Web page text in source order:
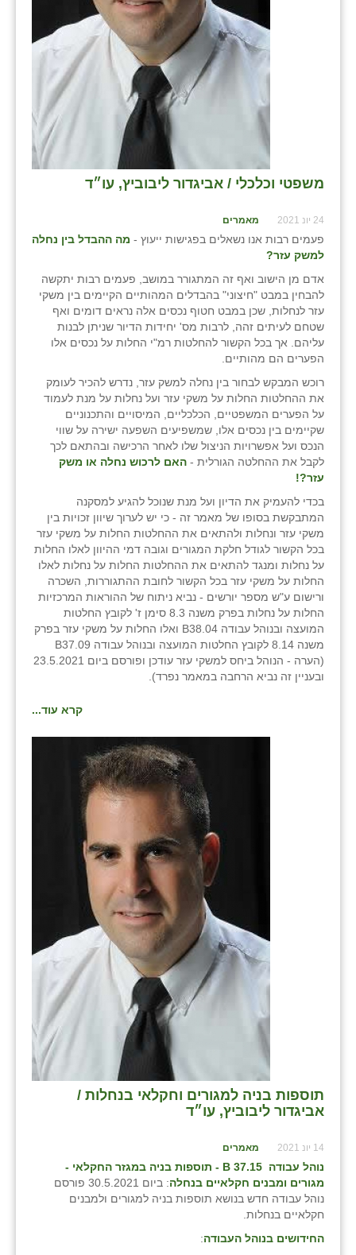
משפטי וכלכלי / אביגדור ליבוביץ, עו״ד
24 יונ 2021 מאמרים
פעמים רבות אנו נשאלים בפגישות ייעוץ - מה ההבדל בין נחלה
למשק עזר?
אדם מן הישוב ואף זה המתגורר במושב, פעמים רבות יתקשה
להבחין במבט "חיצוני" בהבדלים המהותיים הקיימים בין משקי
עזר לנחלות, שכן במבט חטוף נכסים אלה נראים דומים ואף
שטחם לעיתים זהה, לרבות מס' יחידות הדיור שניתן לבנות
עליהם. אך בכל הקשור להחלטות רמ"י החלות על נכסים אלו
הפערים הם מהותיים.
רוכש המבקש לבחור בין נחלה למשק עזר, נדרש להכיר לעומק
את ההחלטות החלות על משקי עזר ועל נחלות על מנת לעמוד
על הפערים המשפטיים, הכלכליים, המיסויים והתכנוניים
שקיימים בין נכסים אלו, שמשפיעים השפעה ישירה על שווי
הנכס ועל אפשרויות הניצול שלו לאחר הרכישה ובהתאם לכך
לקבל את ההחלטה הגורלית - האם לרכוש נחלה או משק
עזר?!
בכדי להעמיק את הדיון ועל מנת שנוכל להגיע למסקנה
המתבקשת בסופו של מאמר זה - כי יש לערוך שיוון זכויות בין
משקי עזר ונחלות ולהתאים את ההחלטות החלות על משקי עזר
בכל הקשור לגודל חלקת המגורים וגובה דמי ההיוון לאלו החלות
על נחלות ומנגד להתאים את ההחלטות החלות על נחלות לאלו
החלות על משקי עזר בכל הקשור לחובת ההתגוררות, השכרה
ורישום ע"ש מספר יורשים - נביא ניתוח של ההוראות המרכזיות
החלות על נחלות בפרק משנה 8.3 סימן ז' לקובץ החלטות
המועצה ובנוהל עבודה B38.04 ואלו החלות על משקי עזר בפרק
משנה 8.14 לקובץ החלטות המועצה ובנוהל עבודה B37.09
(הערה - הנוהל ביחס למשקי עזר עודכן ופורסם ביום 23.5.2021
ובעניין זה נביא הרחבה במאמר נפרד).
קרא עוד...
תוספות בניה למגורים וחקלאי בנחלות /
אביגדור ליבוביץ, עו״ד
14 יונ 2021 מאמרים
נוהל עבודה B 37.15 - תוספות בניה במגזר החקלאי -
מגורים ומבנים חקלאיים בנחלה
: ביום 30.5.2021 פורסם
נוהל עבודה חדש בנושא תוספות בניה למגורים ולמבנים
חקלאיים בנחלות.
החידושים בנוהל העבודה: